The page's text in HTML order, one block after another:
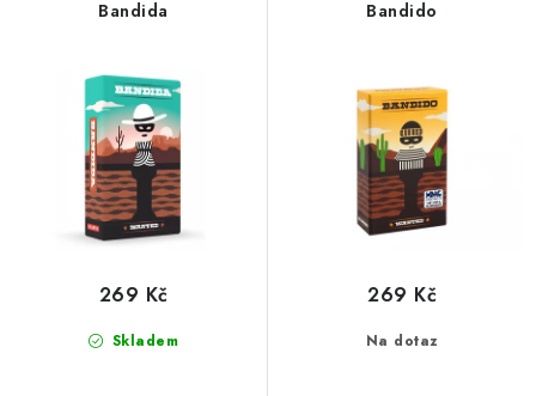
Bandida
Skladem
269 Kč
Bandido
Na dotaz
269 Kč